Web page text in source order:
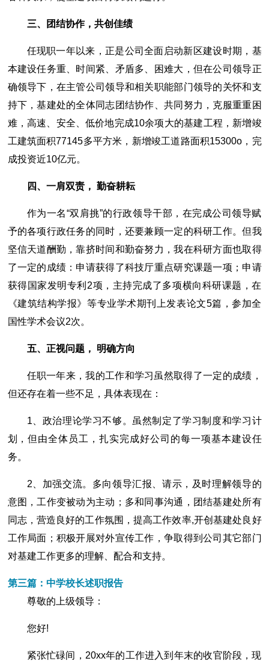
三、团结协作，共创佳绩
任现职一年以来，正是公司全面启动新区建设时期，基
本建设任务重、时间紧、矛盾多、困难大，但在公司领导正
确领导下，在主管公司领导和相关职能部门领导的关怀和支
持下，基建处的全体同志团结协作、共同努力，克服重重困
难，高速、安全、低价地完成10余项大的基建工程，新增竣
工建筑面积77145多平方米，新增竣工道路面积15300o，完
成投资近10亿元。
四、一肩双责， 勤奋耕耘
作为一名“双肩挑”的行政领导干部，在完成公司领导赋
予的各项行政任务的同时，还要兼顾一定的科研工作。但我
坚信天道酬勤，靠挤时间和勤奋努力，我在科研方面也取得
了一定的成绩：申请获得了科技厅重点研究课题一项；申请
获得国家发明专利2项，主持完成了多项横向科研课题，在
《建筑结构学报》等专业学术期刊上发表论文5篇，参加全
国性学术会议2次。
五、正视问题， 明确方向
任职一年来，我的工作和学习虽然取得了一定的成绩，
但还存在着一些不足，具体表现在：
1、政治理论学习不够。虽然制定了学习制度和学习计
划，但由全体员工，扎实完成好公司的每一项基本建设任
务。
2、加强交流。多向领导汇报、请示，及时理解领导的
意图，工作变被动为主动；多和同事沟通，团结基建处所有
同志，营造良好的工作氛围，提高工作效率,开创基建处良好
工作局面；积极开展对外宣传工作，争取得到公司其它部门
对基建工作更多的理解、配合和支持。
第三篇：中学校长述职报告
尊敬的上级领导：
您好!
紧张忙碌间，20xx年的工作进入到年末的收官阶段，现